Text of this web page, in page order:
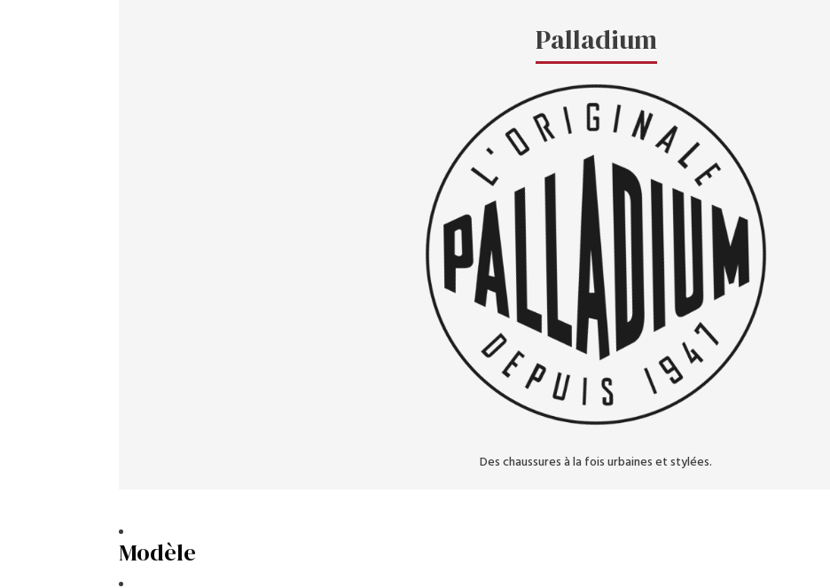
Palladium
Des chaussures à la fois urbaines et stylées.
Modèle